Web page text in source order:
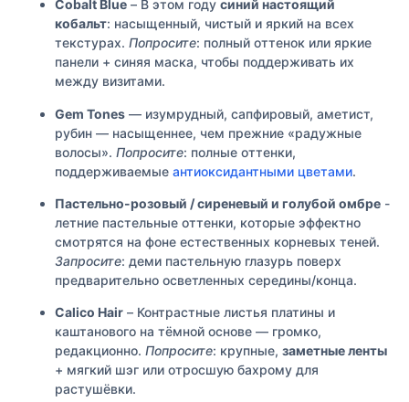
Cobalt Blue – В этом году синий настоящий
кобальт: насыщенный, чистый и яркий на всех
текстурах. Попросите: полный оттенок или яркие
панели + синяя маска, чтобы поддерживать их
между визитами.
Gem Tones — изумрудный, сапфировый, аметист,
рубин — насыщеннее, чем прежние «радужные
волосы». Попросите: полные оттенки,
поддерживаемые антиоксидантными цветами.
Пастельно-розовый / сиреневый и голубой омбре -
летние пастельные оттенки, которые эффектно
смотрятся на фоне естественных корневых теней.
Запросите: деми пастельную глазурь поверх
предварительно осветленных середины/конца.
Calico Hair – Контрастные листья платины и
каштанового на тёмной основе — громко,
редакционно. Попросите: крупные, заметные ленты
+ мягкий шэг или отросшую бахрому для
растушёвки.